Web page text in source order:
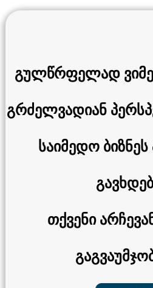
გულწრფელად
გრძელვადიან
საიმედო
თქვენი